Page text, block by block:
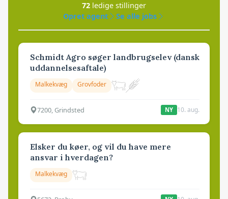
72 ledige stillinger
Opret agent
Se alle jobs
Schmidt Agro søger landbrugselev (dansk
uddannelsesaftale)
Malkekvæg Grovfoder
7200, Grindsted NY 10. aug.
Elsker du køer, og vil du have mere
ansvar i hverdagen?
Malkekvæg